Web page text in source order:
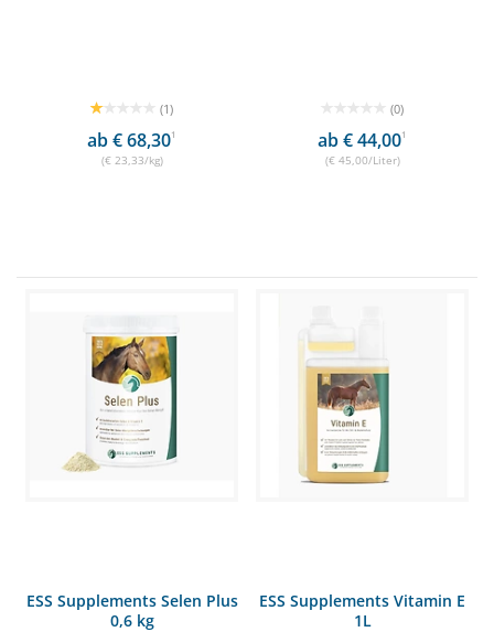
(1)
ab € 68,301
(€ 23,33/kg)
(0)
ab € 44,001
(€ 45,00/Liter)
ESS Supplements Selen Plus
0,6 kg
ESS Supplements Vitamin E
1L